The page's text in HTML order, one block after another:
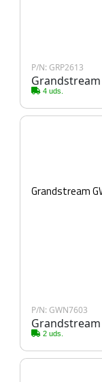
P/N: GRP2613
Grandstream
4 uds.
Grandstream
P/N: GWN7603
Grandstream
2 uds.